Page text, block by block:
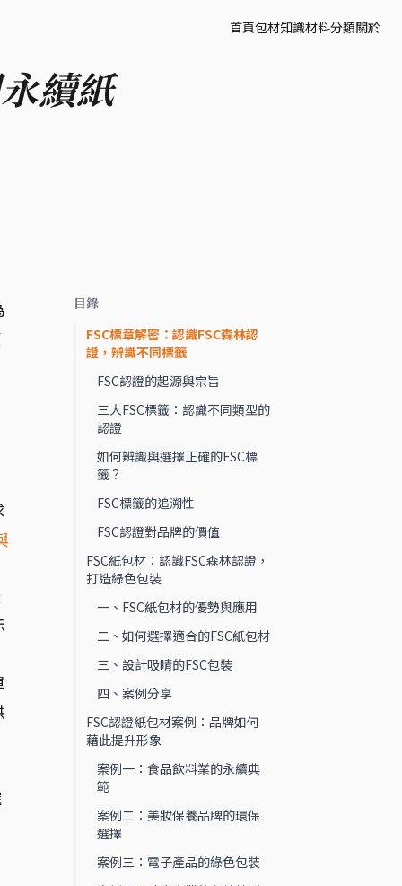
首頁包材知識材料分類關於
續紙
目錄
FSC標章解密：認識FSC森林認
證，辨識不同標籤
FSC認證的起源與宗旨
三大FSC標籤：認識不同類型的
認證
如何辨識與選擇正確的FSC標
籤？
FSC標籤的追溯性
FSC認證對品牌的價值
FSC紙包材：認識FSC森林認證，
打造綠色包裝
一、FSC紙包材的優勢與應用
二、如何選擇適合的FSC紙包材
三、設計吸睛的FSC包裝
四、案例分享
FSC認證紙包材案例：品牌如何
藉此提升形象
案例一：食品飲料業的永續典
範
案例二：美妝保養品牌的環保
選擇
案例三：電子產品的綠色包裝